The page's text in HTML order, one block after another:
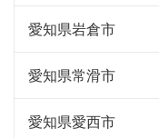
愛知県岩倉市
愛知県常滑市
愛知県愛西市